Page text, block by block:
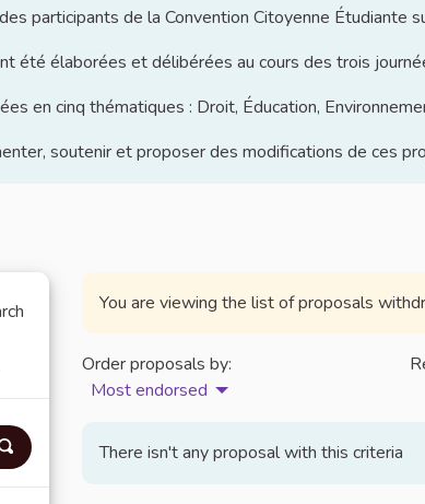
participants de la Convention Citoyenne Étudiante
été élaborées et délibérées au cours des trois
en cinq thématiques : Droit, Éducation,
soutenir et proposer des modifications de ces
You are viewing the list of proposals
Order proposals by:
Most endorsed
There isn't any proposal with this criteria